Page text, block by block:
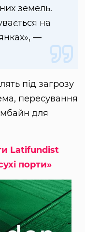
земель.
на
—
під загрозу
пересування
для
Latifundist
порти»